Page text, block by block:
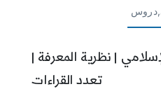
| نظرية المعرفة |
تعدد القراءات